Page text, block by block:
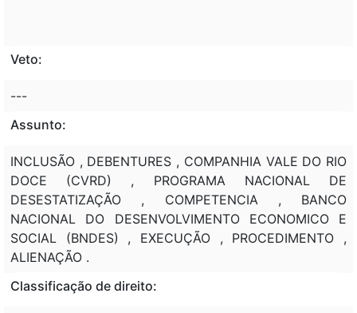
Veto:
---
Assunto:
INCLUSÃO , DEBENTURES , COMPANHIA VALE DO RIO
DOCE (CVRD) , PROGRAMA NACIONAL DE
DESESTATIZAÇÃO , COMPETENCIA , BANCO
NACIONAL DO DESENVOLVIMENTO ECONOMICO E
SOCIAL (BNDES) , EXECUÇÃO , PROCEDIMENTO ,
ALIENAÇÃO .
Classificação de direito: